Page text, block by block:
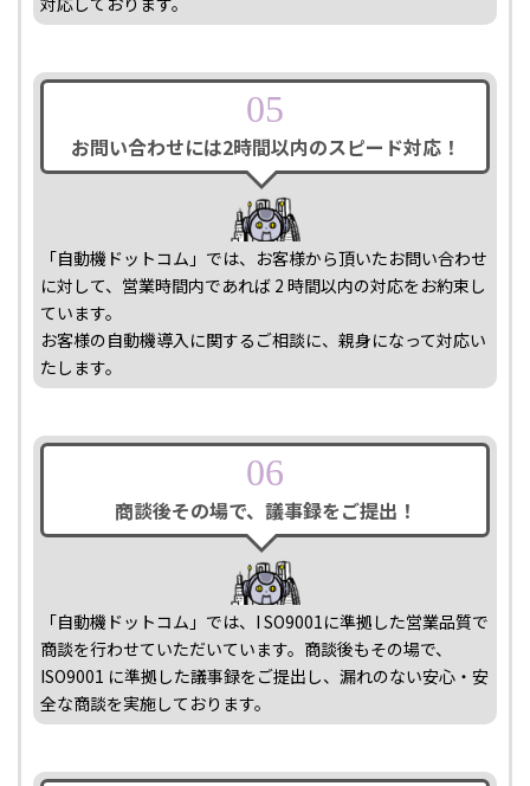
05
お問い合わせには2時間以内のスピード対応！
「自動機ドットコム」では、お客様から頂いたお問い合わせ
に対して、営業時間内であれば 2 時間以内の対応をお約束し
ています。
お客様の自動機導入に関するご相談に、親身になって対応い
たします。
06
商談後その場で、議事録をご提出！
「自動機ドットコム」では、I SO9001に準拠した営業品質で
商談を行わせていただいています。商談後もその場で、
ISO9001 に準拠した議事録をご提出し、漏れのない安心・安
全な商談を実施しております。